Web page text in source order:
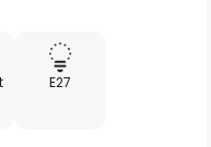
E27